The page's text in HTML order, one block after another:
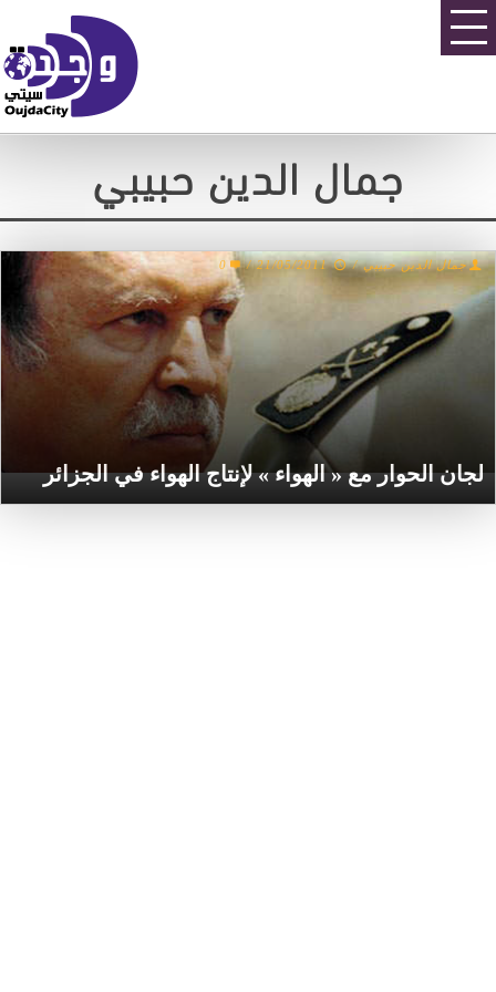
جمال الدين حبيبي
لجان الحوار مع « الهواء » لإنتاج الهواء في الجزائر
جمال الدين حبيبي /
21/05/2011
/
0